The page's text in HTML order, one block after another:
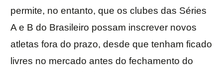
permite, no entanto, que os clubes das Séries
A e B do Brasileiro possam inscrever novos
atletas fora do prazo, desde que tenham ficado
livres no mercado antes do fechamento do